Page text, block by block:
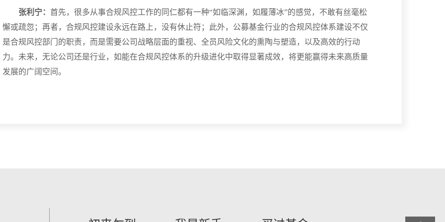
张利宁： 首先，很多从事合规风控工作的同仁都有一种“如临深渊，如履薄冰”的感觉，不敢有丝毫松
懈或疏忽；再者，合规风控建设永远在路上，没有休止符；此外，公募基金行业的合规风控体系建设不仅
是合规风控部门的职责，而是需要公司战略层面的重视、全员风险文化的熏陶与塑造，以及高效的行动
力。未来，无论公司还是行业，如能在合规风控体系的升级进化中取得显著成效，将更能赢得未来高质量
发展的广阔空间。